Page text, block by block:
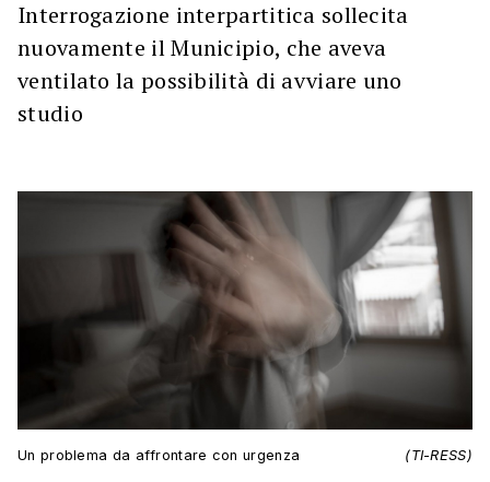
Interrogazione interpartitica sollecita
nuovamente il Municipio, che aveva
ventilato la possibilità di avviare uno
studio
Un problema da affrontare con urgenza (TI-RESS)